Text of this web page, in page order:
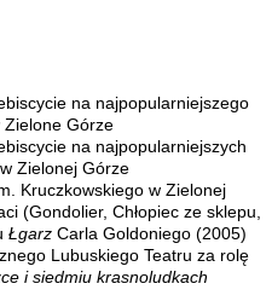
na najpopularniejszego
Zielone Górze
na najpopularniejszych
Zielonej Górze
Kruczkowskiego w Zielonej
(Gondolier, Chłopiec ze sklepu,
Łgarz Carla Goldoniego (2005)
Lubuskiego Teatru za rolę
i siedmiu krasnoludkach